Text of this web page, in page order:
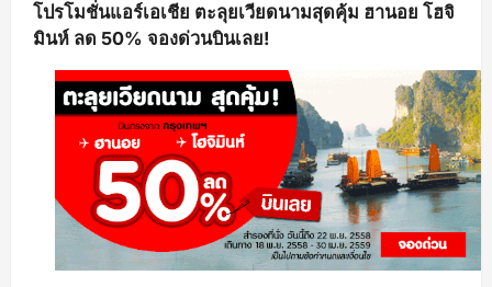
โปรโมชั่นแอร์เอเชีย ตะลุยเวียดนามสุดคุ้ม ฮานอย โฮจิ
มินห์ ลด 50% จองด่วนบินเลย!